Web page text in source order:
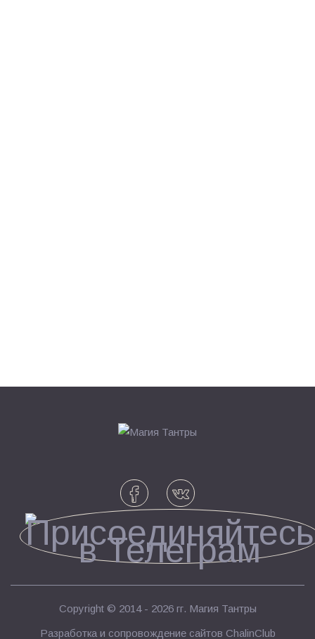
Copyright © 2014 - 2026 гг. Магия Тантры
Разработка и сопровождение сайтов ChalinClub